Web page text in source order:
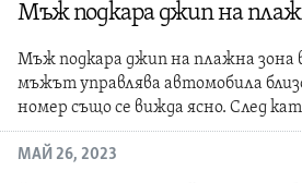
Мъж подкара джип на
Мъж подкара джип на плажна зона
мъжът управлява автомобила
номер също се вижда ясно. След
МАЙ 26, 2023